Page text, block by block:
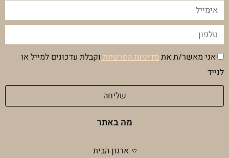
אימייל
טלפון
הסכמה
פרטיות
אני מאשר/ת אתמדיניות הפרטיותוקבלת עדכונים למייל או
לנייד
שליחה
מה באתר
ארגון הבית